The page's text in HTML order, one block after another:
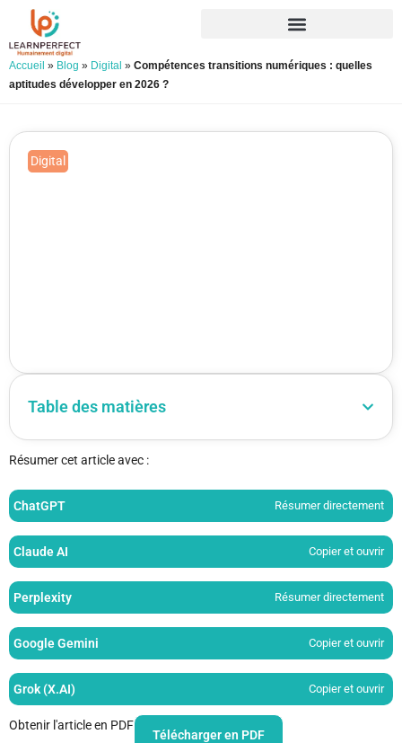
Accueil » Blog » Digital » Compétences transitions numériques : quelles
aptitudes développer en 2026 ?
Digital
Table des matières
Résumer cet article avec :
ChatGPT Résumer directement
Claude AI Copier et ouvrir
Perplexity Résumer directement
Google Gemini Copier et ouvrir
Grok (X.AI) Copier et ouvrir
Obtenir l'article en PDF
Télécharger en PDF